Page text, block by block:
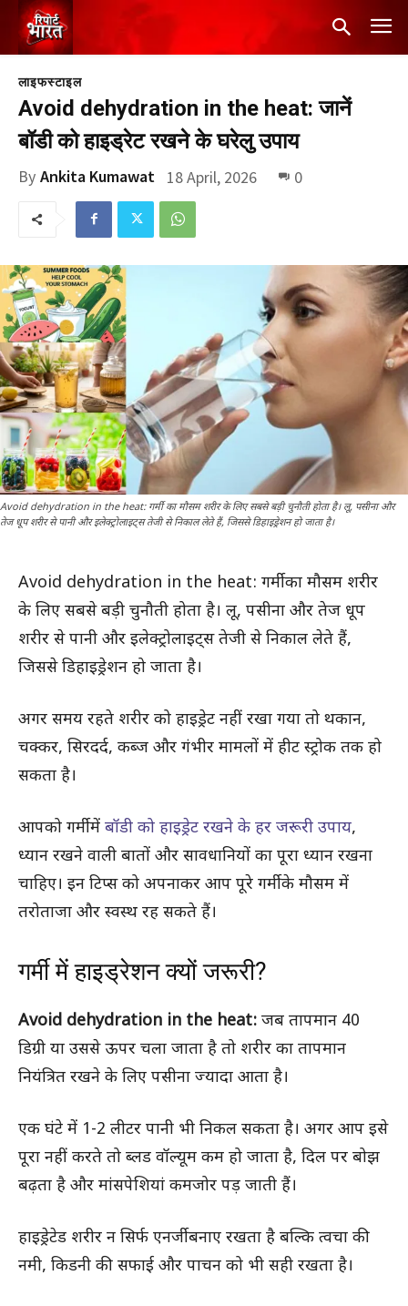
लाइफस्टाइल
Avoid dehydration in the heat: जानें
बॉडी को हाइड्रेट रखने के घरेलु उपाय
By Ankita Kumawat 18 April, 2026 0
Avoid dehydration in the heat: गर्मी का मौसम शरीर के लिए सबसे बड़ी चुनौती होता है। लू, पसीना और
तेज धूप शरीर से पानी और इलेक्ट्रोलाइट्स तेजी से निकाल लेते हैं, जिससे डिहाइड्रेशन हो जाता है।
Avoid dehydration in the heat: गर्मी का मौसम शरीर
के लिए सबसे बड़ी चुनौती होता है। लू, पसीना और तेज धूप
शरीर से पानी और इलेक्ट्रोलाइट्स तेजी से निकाल लेते हैं,
जिससे डिहाइड्रेशन हो जाता है।
अगर समय रहते शरीर को हाइड्रेट नहीं रखा गया तो थकान,
चक्कर, सिरदर्द, कब्ज और गंभीर मामलों में हीट स्ट्रोक तक हो
सकता है।
आपको गर्मी में बॉडी को हाइड्रेट रखने के हर जरूरी उपाय,
ध्यान रखने वाली बातों और सावधानियों का पूरा ध्यान रखना
चाहिए। इन टिप्स को अपनाकर आप पूरे गर्मी के मौसम में
तरोताजा और स्वस्थ रह सकते हैं।
गर्मी में हाइड्रेशन क्यों जरूरी?
Avoid dehydration in the heat: जब तापमान 40
डिग्री या उससे ऊपर चला जाता है तो शरीर का तापमान
नियंत्रित रखने के लिए पसीना ज्यादा आता है।
एक घंटे में 1-2 लीटर पानी भी निकल सकता है। अगर आप इसे
पूरा नहीं करते तो ब्लड वॉल्यूम कम हो जाता है, दिल पर बोझ
बढ़ता है और मांसपेशियां कमजोर पड़ जाती हैं।
हाइड्रेटेड शरीर न सिर्फ एनर्जी बनाए रखता है बल्कि त्वचा की
नमी, किडनी की सफाई और पाचन को भी सही रखता है।